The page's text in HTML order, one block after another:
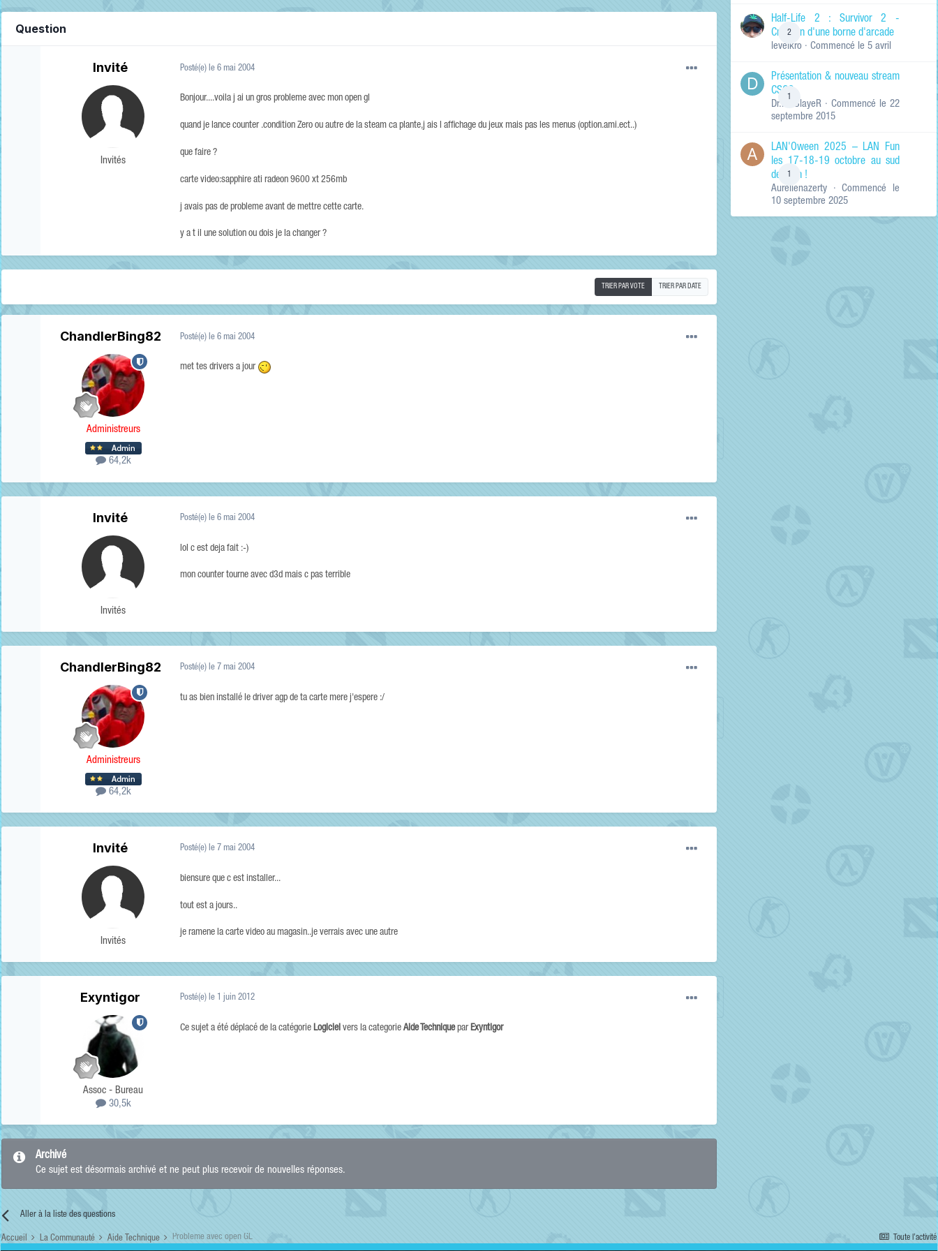
RECHERCHER LES
Titres et corps
Titres des
uniquement
Question
Invité
Invités
Posté(e)le 6 mai 2004
Bonjour....voila j ai un gros probleme avec mon open gl
quand je lance counter .condition Zero ou autre de la steam ca plante,j ais l affichage du jeux mais pas les menus (option.ami.ect..)
que faire ?
carte video:sapphire ati radeon 9600 xt 256mb
j avais pas de probleme avant de mettre cette carte.
y a t il une solution ou dois je la changer ?
TRIER PAR VOTE TRIER PAR DATE
ChandlerBing82
Administreurs
64,2k
Posté(e)le 6 mai 2004
met tes drivers a jour
Invité
Invités
Posté(e)le 6 mai 2004
lol c est deja fait :-)
mon counter tourne avec d3d mais c pas terrible
ChandlerBing82
Administreurs
64,2k
Posté(e)le 7 mai 2004
tu as bien installé le driver agp de ta carte mere j'espere :/
Invité
Invités
Posté(e)le 7 mai 2004
biensure que c est installer...
tout est a jours..
je ramene la carte video au magasin..je verrais avec une autre
Exyntigor
Assoc - Bureau
30,5k
Posté(e)le 1 juin 2012
Ce sujet a été déplacé de la catégorie Logiciel vers la categorieAide Techniquepar Exyntigor
Archivé
Ce sujet est désormais archivé et ne peut plus recevoir de nouvelles réponses.
Aller à la liste des questions
2
Half-Life 2 : Survivor 2 -
Création d'une borne d'arcade
levelkro · Commencé le 5 avril
1
Présentation & nouveau stream
CSGO
Dr.KinSlayeR · Commencé le 22
septembre 2015
1
LAN'Oween 2025 – LAN Fun
les 17-18-19 octobre au sud
de Lyon !
Aurelienazerty · Commencé le
10 septembre 2025
Toute l’activité
Accueil La Communauté Aide Technique Probleme avec open GL